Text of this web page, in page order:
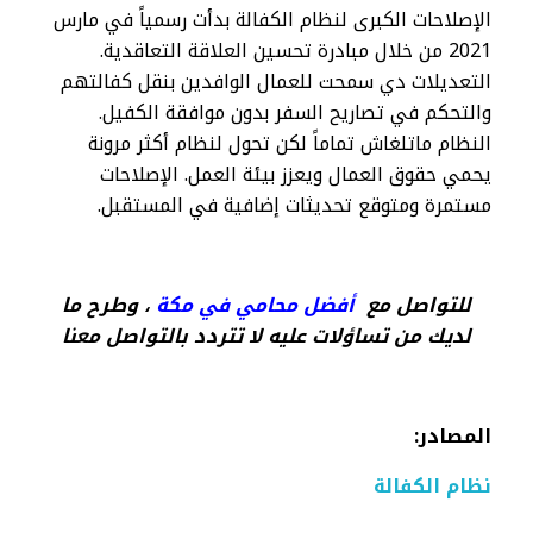
الإصلاحات الكبرى لنظام الكفالة بدأت رسمياً في مارس
2021 من خلال مبادرة تحسين العلاقة التعاقدية.
التعديلات دي سمحت للعمال الوافدين بنقل كفالتهم
والتحكم في تصاريح السفر بدون موافقة الكفيل.
النظام ماتلغاش تماماً لكن تحول لنظام أكثر مرونة
يحمي حقوق العمال ويعزز بيئة العمل. الإصلاحات
مستمرة ومتوقع تحديثات إضافية في المستقبل.
للتواصل معأفضل محامي في مكة ، وطرح ما
لديك من تساؤلات عليه لا تتردد بالتواصل معنا
المصادر:
نظام الكفالة